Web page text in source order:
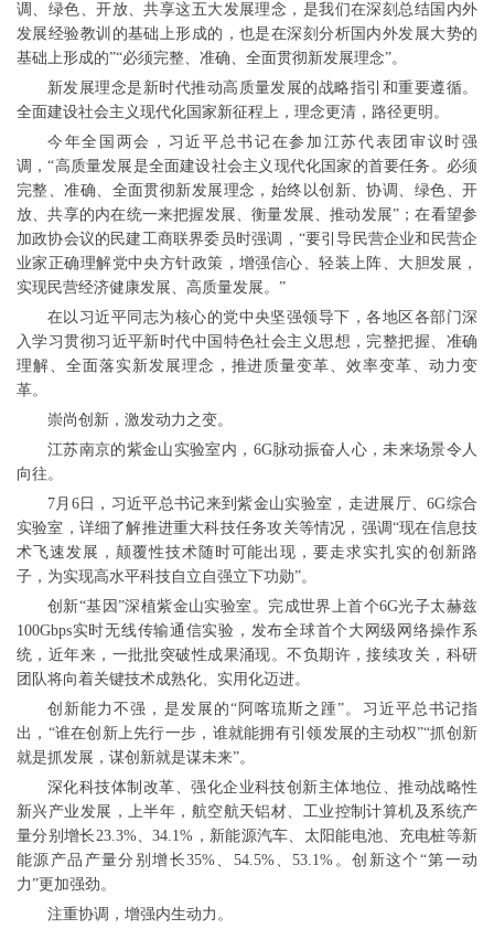
调、绿色、开放、共享这五大发展理念，是我们在深刻总结国内外
发展经验教训的基础上形成的，也是在深刻分析国内外发展大势的
基础上形成的”“必须完整、准确、全面贯彻新发展理念”。
新发展理念是新时代推动高质量发展的战略指引和重要遵循。
全面建设社会主义现代化国家新征程上，理念更清，路径更明。
今年全国两会，习近平总书记在参加江苏代表团审议时强
调，“高质量发展是全面建设社会主义现代化国家的首要任务。必须
完整、准确、全面贯彻新发展理念，始终以创新、协调、绿色、开
放、共享的内在统一来把握发展、衡量发展、推动发展”；在看望参
加政协会议的民建工商联界委员时强调，“要引导民营企业和民营企
业家正确理解党中央方针政策，增强信心、轻装上阵、大胆发展，
实现民营经济健康发展、高质量发展。”
在以习近平同志为核心的党中央坚强领导下，各地区各部门深
入学习贯彻习近平新时代中国特色社会主义思想，完整把握、准确
理解、全面落实新发展理念，推进质量变革、效率变革、动力变
革。
崇尚创新，激发动力之变。
江苏南京的紫金山实验室内，6G脉动振奋人心，未来场景令人
向往。
7月6日，习近平总书记来到紫金山实验室，走进展厅、6G综合
实验室，详细了解推进重大科技任务攻关等情况，强调“现在信息技
术飞速发展，颠覆性技术随时可能出现，要走求实扎实的创新路
子，为实现高水平科技自立自强立下功勋”。
创新“基因”深植紫金山实验室。完成世界上首个6G光子太赫兹
100Gbps实时无线传输通信实验，发布全球首个大网级网络操作系
统，近年来，一批批突破性成果涌现。不负期许，接续攻关，科研
团队将向着关键技术成熟化、实用化迈进。
创新能力不强，是发展的“阿喀琉斯之踵”。习近平总书记指
出，“谁在创新上先行一步，谁就能拥有引领发展的主动权”“抓创新
就是抓发展，谋创新就是谋未来”。
深化科技体制改革、强化企业科技创新主体地位、推动战略性
新兴产业发展，上半年，航空航天铝材、工业控制计算机及系统产
量分别增长23.3%、34.1%，新能源汽车、太阳能电池、充电桩等新
能源产品产量分别增长35%、54.5%、53.1%。创新这个“第一动
力”更加强劲。
注重协调，增强内生动力。